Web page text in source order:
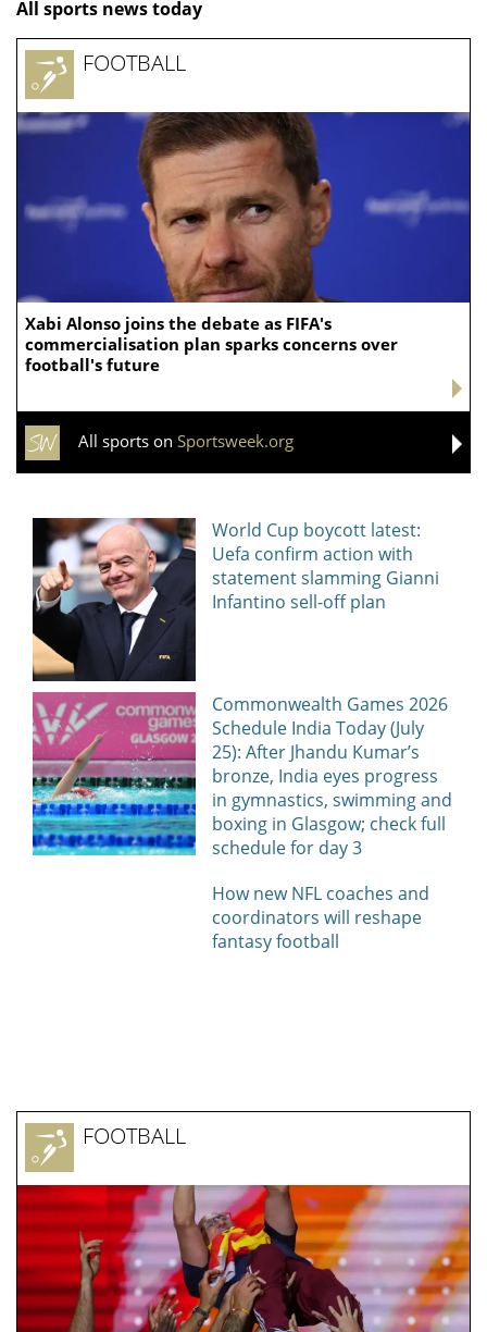
All sports news today
Xabi Alonso joins the debate as FIFA's
commercialisation plan sparks concerns over
football's future
FOOTBALL
All sports on Sportsweek.org
World Cup boycott latest:
Uefa confirm action with
statement slamming Gianni
Infantino sell-off plan
Commonwealth Games 2026
Schedule India Today (July
25): After Jhandu Kumar’s
bronze, India eyes progress
in gymnastics, swimming and
boxing in Glasgow; check full
schedule for day 3
How new NFL coaches and
coordinators will reshape
fantasy football
FOOTBALL